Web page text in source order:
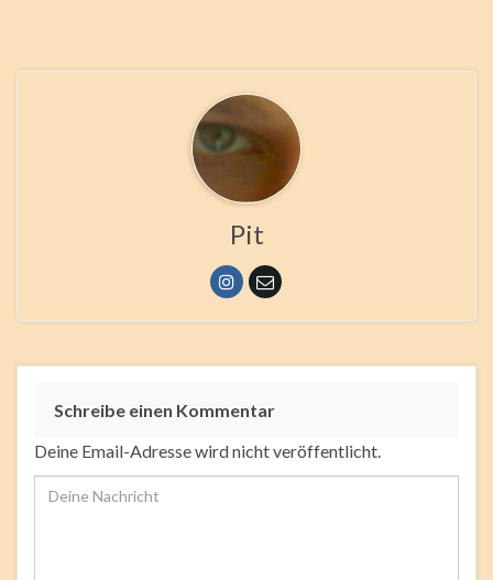
Pit
Schreibe einen Kommentar
Deine Email-Adresse wird nicht veröffentlicht.